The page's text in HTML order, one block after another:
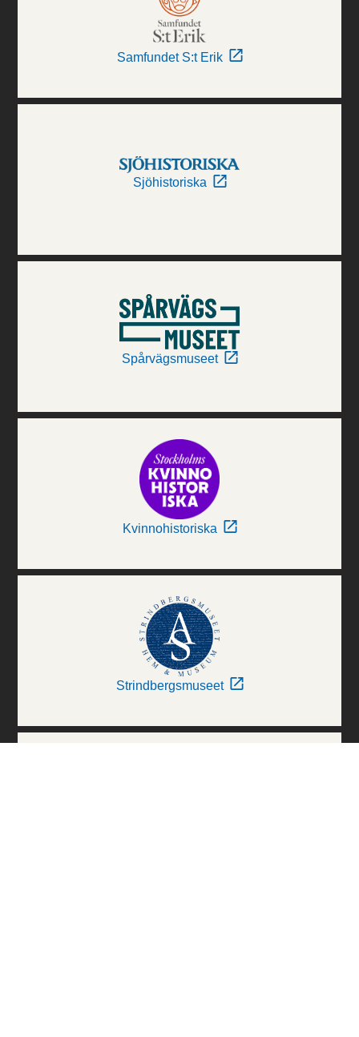
Samfundet S:t Erik
Sjöhistoriska
Spårvägsmuseet
Kvinnohistoriska
Strindbergsmuseet